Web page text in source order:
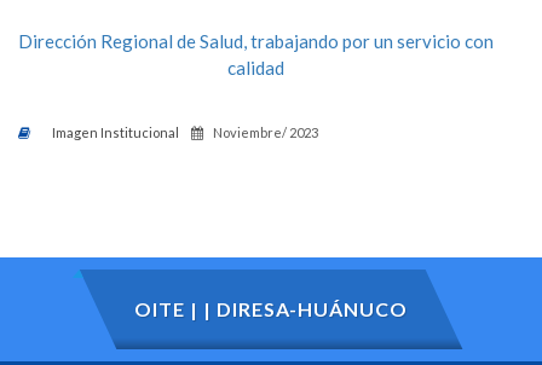
Dirección Regional de Salud, trabajando por un servicio con
calidad
Imagen Institucional Noviembre/ 2023
OITE | | DIRESA-HUÁNUCO